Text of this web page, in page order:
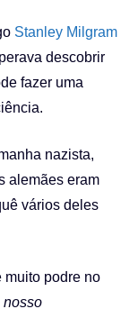
Stanley Milgram
descobrir
fazer uma
nazista,
alemães eram
vários deles
muito podre no
nosso